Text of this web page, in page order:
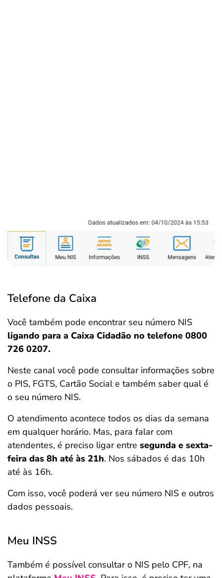
Telefone da Caixa
Você também pode encontrar seu número NIS
ligando para a Caixa Cidadão no telefone 0800
726 0207.
Neste canal você pode consultar informações sobre
o PIS, FGTS, Cartão Social e também saber qual é
o seu número NIS.
O atendimento acontece todos os dias da semana
em qualquer horário. Mas, para falar com
atendentes, é preciso ligar entre segunda e sexta-
feira das 8h até às 21h. Nos sábados é das 10h
até às 16h.
Com isso, você poderá ver seu número NIS e outros
dados pessoais.
Meu INSS
Também é possível consultar o NIS pelo CPF, na